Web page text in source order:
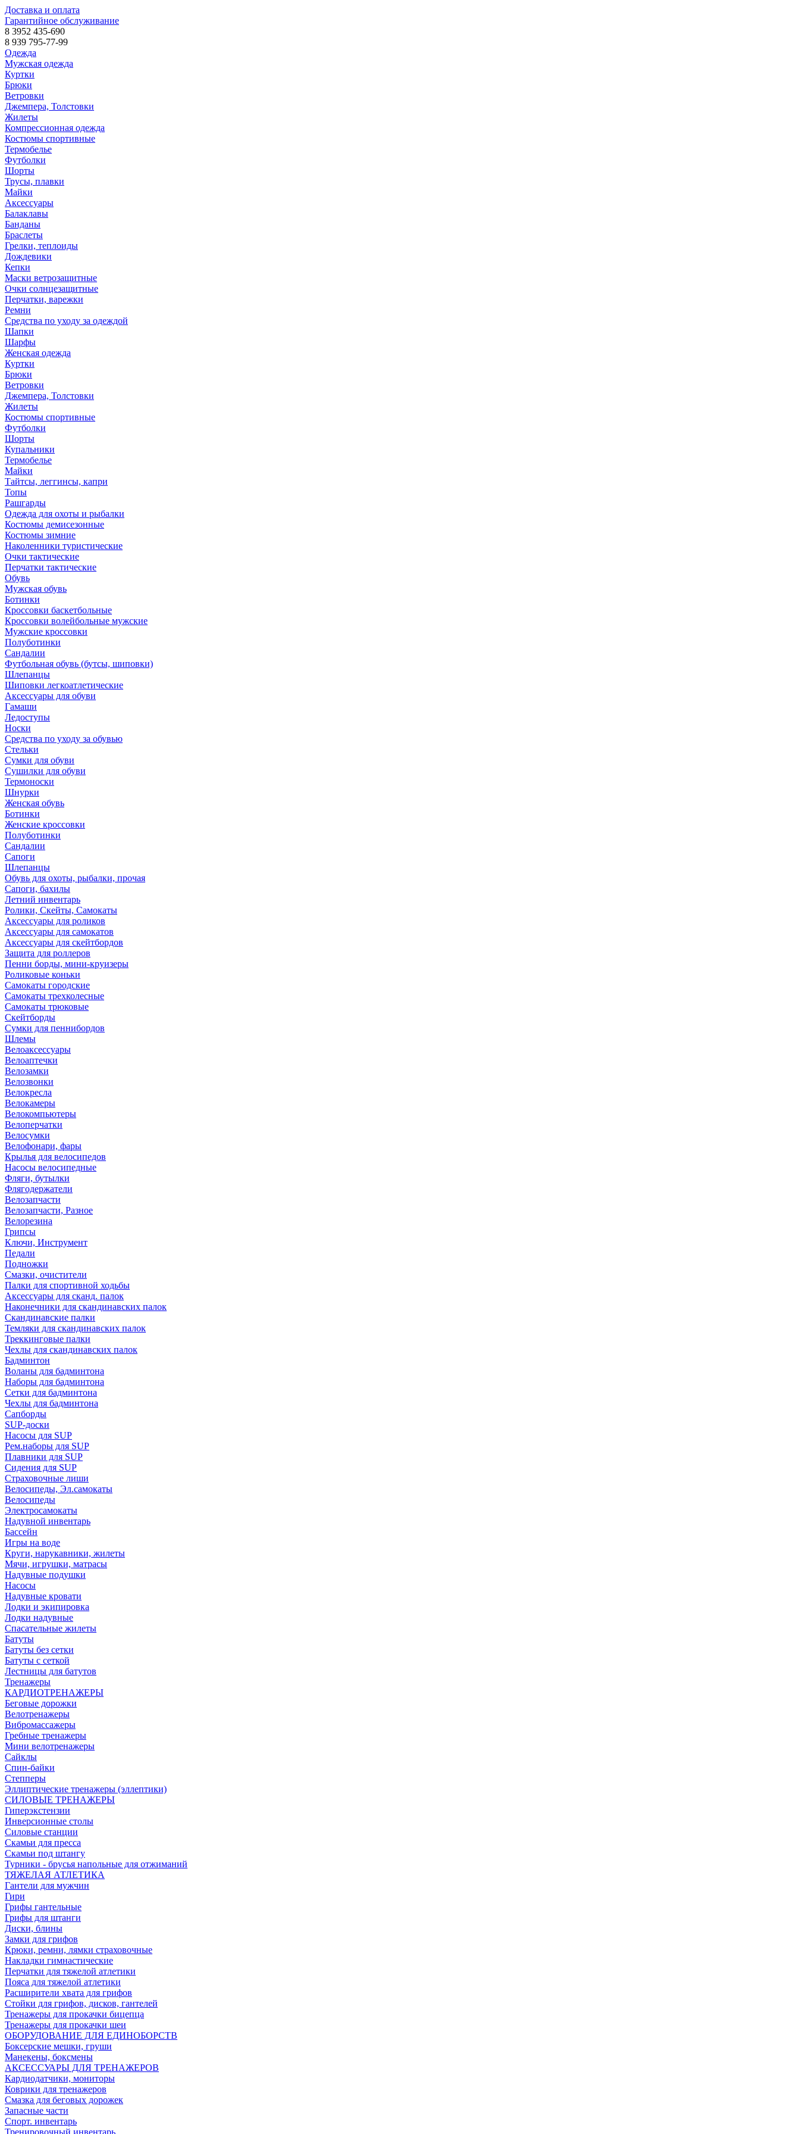
Доставка и оплата
Гарантийное обслуживание
8 3952 435-690
8 939 795-77-99
Одежда
Мужская одежда
Куртки
Брюки
Ветровки
Джемпера, Толстовки
Жилеты
Компрессионная одежда
Костюмы спортивные
Термобелье
Футболки
Шорты
Трусы, плавки
Майки
Аксессуары
Балаклавы
Банданы
Браслеты
Грелки, теплоиды
Дождевики
Кепки
Маски ветрозащитные
Очки солнцезащитные
Перчатки, варежки
Ремни
Средства по уходу за одеждой
Шапки
Шарфы
Женская одежда
Куртки
Брюки
Ветровки
Джемпера, Толстовки
Жилеты
Костюмы спортивные
Футболки
Шорты
Купальники
Термобелье
Майки
Тайтсы, леггинсы, капри
Топы
Рашгарды
Одежда для охоты и рыбалки
Костюмы демисезонные
Костюмы зимние
Наколенники туристические
Очки тактические
Перчатки тактические
Обувь
Мужская обувь
Ботинки
Кроссовки баскетбольные
Кроссовки волейбольные мужские
Мужские кроссовки
Полуботинки
Сандалии
Футбольная обувь (бутсы, шиповки)
Шлепанцы
Шиповки легкоатлетические
Аксессуары для обуви
Гамаши
Ледоступы
Носки
Средства по уходу за обувью
Стельки
Сумки для обуви
Сушилки для обуви
Термоноски
Шнурки
Женская обувь
Ботинки
Женские кроссовки
Полуботинки
Сандалии
Сапоги
Шлепанцы
Обувь для охоты, рыбалки, прочая
Сапоги, бахилы
Летний инвентарь
Ролики, Скейты, Самокаты
Аксессуары для роликов
Аксессуары для самокатов
Аксессуары для скейтбордов
Защита для роллеров
Пенни борды, мини-круизеры
Роликовые коньки
Самокаты городские
Самокаты трехколесные
Самокаты трюковые
Скейтборды
Сумки для пеннибордов
Шлемы
Велоаксессуары
Велоаптечки
Велозамки
Велозвонки
Велокресла
Велокамеры
Велокомпьютеры
Велоперчатки
Велосумки
Велофонари, фары
Крылья для велосипедов
Насосы велосипедные
Фляги, бутылки
Флягодержатели
Велозапчасти
Велозапчасти, Разное
Велорезина
Грипсы
Ключи, Инструмент
Педали
Подножки
Смазки, очистители
Палки для спортивной ходьбы
Аксессуары для сканд. палок
Наконечники для скандинавских палок
Скандинавские палки
Темляки для скандинавских палок
Треккинговые палки
Чехлы для скандинавских палок
Бадминтон
Воланы для бадминтона
Наборы для бадминтона
Сетки для бадминтона
Чехлы для бадминтона
Сапборды
SUP-доски
Насосы для SUP
Рем.наборы для SUP
Плавники для SUP
Сидения для SUP
Страховочные лиши
Велосипеды, Эл.самокаты
Велосипеды
Электросамокаты
Надувной инвентарь
Бассейн
Игры на воде
Круги, нарукавники, жилеты
Мячи, игрушки, матрасы
Надувные подушки
Насосы
Надувные кровати
Лодки и экипировка
Лодки надувные
Спасательные жилеты
Батуты
Батуты без сетки
Батуты с сеткой
Лестницы для батутов
Тренажеры
КАРДИОТРЕНАЖЕРЫ
Беговые дорожки
Велотренажеры
Вибромассажеры
Гребные тренажеры
Мини велотренажеры
Сайклы
Спин-байки
Степперы
Эллиптические тренажеры (эллептики)
СИЛОВЫЕ ТРЕНАЖЕРЫ
Гиперэкстензии
Инверсионные столы
Силовые станции
Скамьи для пресса
Скамьи под штангу
Турники - брусья напольные для отжиманий
ТЯЖЕЛАЯ АТЛЕТИКА
Гантели для мужчин
Гири
Грифы гантельные
Грифы для штанги
Диски, блины
Замки для грифов
Крюки, ремни, лямки страховочные
Накладки гимнастические
Перчатки для тяжелой атлетики
Пояса для тяжелой атлетики
Расширители хвата для грифов
Стойки для грифов, дисков, гантелей
Тренажеры для прокачки бицепца
Тренажеры для прокачки шеи
ОБОРУДОВАНИЕ ДЛЯ ЕДИНОБОРСТВ
Боксерские мешки, груши
Манекены, боксмены
АКСЕССУАРЫ ДЛЯ ТРЕНАЖЕРОВ
Кардиодатчики, мониторы
Коврики для тренажеров
Смазка для беговых дорожек
Запасные части
Спорт. инвентарь
Тренировочный инвентарь